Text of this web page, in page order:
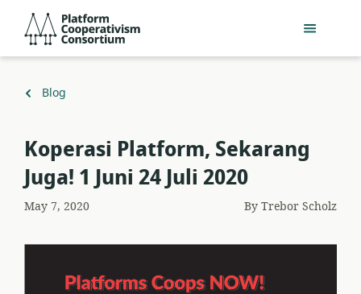
main
Consortium
Back
Blog
Koperasi Platform, Sekarang
Juga! 1 Juni 24 Juli 2020
May 7, 2020 ByTrebor Scholz